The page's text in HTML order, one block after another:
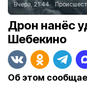
Вчера, 21:44
Дрон нанёс
Шебекино
Об этом